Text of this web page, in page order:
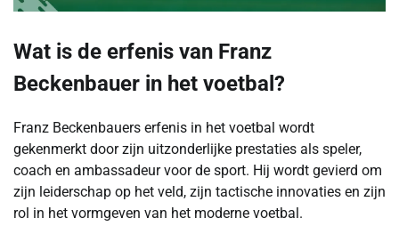
Wat is de erfenis van Franz
Beckenbauer in het voetbal?
Franz Beckenbauers erfenis in het voetbal wordt
gekenmerkt door zijn uitzonderlijke prestaties als speler,
coach en ambassadeur voor de sport. Hij wordt gevierd om
zijn leiderschap op het veld, zijn tactische innovaties en zijn
rol in het vormgeven van het moderne voetbal.